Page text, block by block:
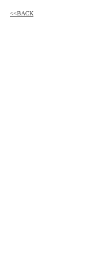
<<BACK